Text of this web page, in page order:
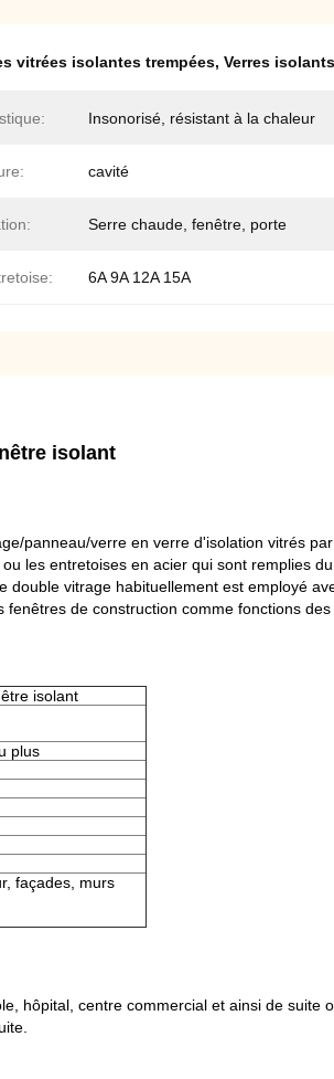
vitrées isolantes trempées, Verres
Insonorisé, résistant à la chaleur
cavité
Serre chaude, fenêtre, porte
6A 9A 12A 15A
isolant
panneau/verre en verre d'isolation vitrés
les entretoises en acier qui sont remplies
vitrage habituellement est employé
de construction comme fonctions
isolant
plus
façades, murs
hôpital, centre commercial et ainsi de suite